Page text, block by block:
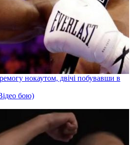
нокаутом, двічі побувавши в
бою)